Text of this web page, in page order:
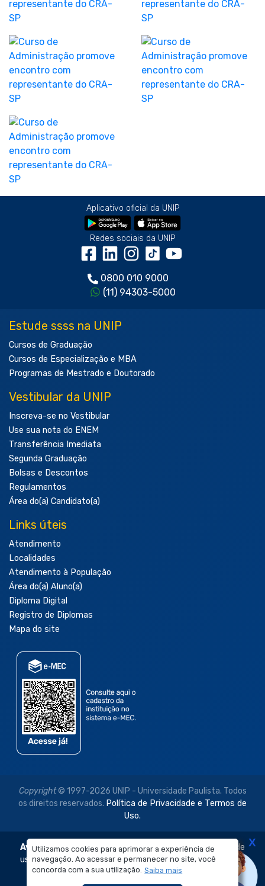
Utilizamos cookies para aprimorar a experiência de
navegação. Ao acessar e permanecer no site, você
concorda com a sua utilização. Saiba mais
Aplicativo oficial da UNIP
Redes sociais da UNIP
0800 010 9000
(11) 94303-5000
Estude ssss na UNIP
Cursos de Graduação
Cursos de Especialização e MBA
Programas de Mestrado e Doutorado
Vestibular da UNIP
Inscreva-se no Vestibular
Use sua nota do ENEM
Transferência Imediata
Segunda Graduação
Bolsas e Descontos
Regulamentos
Área do(a) Candidato(a)
Links úteis
Atendimento
Localidades
Atendimento à População
Área do(a) Aluno(a)
Diploma Digital
Registro de Diplomas
Mapa do site
Copyright© 1997-2026 UNIP - Universidade Paulista. Todos
os direitos reservados. Política de Privacidade e Termos de
Uso.
Aviso Legal: As imagens disponibilizadas neste site são de
uso exclusivo institucional do Sistema de Ensino Objetivo e
da Universidade Paulista – UNIP.
X